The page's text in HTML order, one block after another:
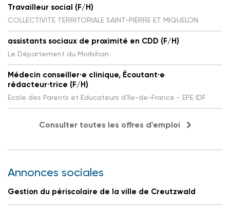
Travailleur social (F/H)
COLLECTIVITE TERRITORIALE SAINT-PIERRE ET MIQUELON
assistants sociaux de proximité en CDD (F/H)
Le Département du Morbihan
Médecin conseiller·e clinique, Écoutant·e
rédacteur·trice (F/H)
Ecole des Parents et Educateurs d'Ile-de-France - EPE IDF
Consulter toutes les offres d'emploi
Annonces sociales
Gestion du périscolaire de la ville de Creutzwald